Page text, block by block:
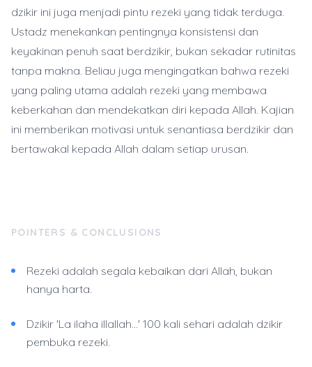
dzikir ini juga menjadi pintu rezeki yang tidak terduga.
Ustadz menekankan pentingnya konsistensi dan
keyakinan penuh saat berdzikir, bukan sekadar rutinitas
tanpa makna. Beliau juga mengingatkan bahwa rezeki
yang paling utama adalah rezeki yang membawa
keberkahan dan mendekatkan diri kepada Allah. Kajian
ini memberikan motivasi untuk senantiasa berdzikir dan
bertawakal kepada Allah dalam setiap urusan.
POINTERS & CONCLUSIONS
Rezeki adalah segala kebaikan dari Allah, bukan
hanya harta.
Dzikir 'La ilaha illallah...' 100 kali sehari adalah dzikir
pembuka rezeki.